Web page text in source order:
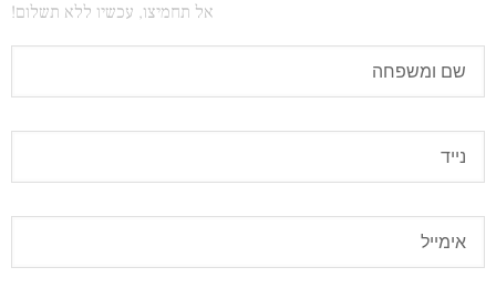
אל תחמיצו, עכשיו ללא תשלום!